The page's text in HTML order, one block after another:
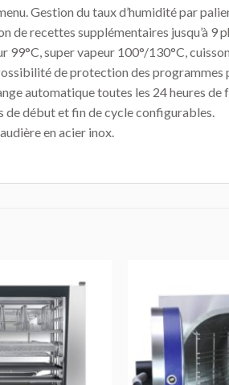
Gestion du taux d’humidité par
recettes supplémentaires jusqu’à 9
super vapeur 100°/130°C,
de protection des programmes
automatique toutes les 24 heures
début et fin de cycle configurables.
en acier inox.
AJOUTER
AU DEVIS